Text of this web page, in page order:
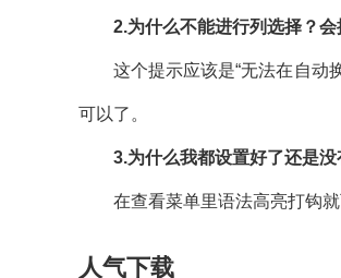
2.为什么不能进行列选择？会
这个提示应该是“无法在自动换
可以了。
3.为什么我都设置好了还是没
在查看菜单里语法高亮打钩就
人气下载